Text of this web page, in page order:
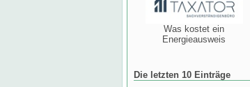
Was kostet ein
Energieausweis
Die letzten 10 Einträge